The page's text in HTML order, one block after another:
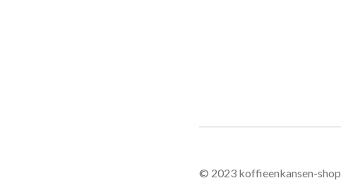
© 2023 koffieenkansen-shop